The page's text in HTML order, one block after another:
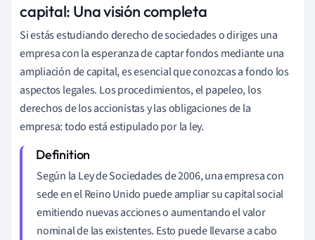
capital: Una visión completa
Si estás estudiando derecho de sociedades o diriges una
empresa con la esperanza de captar fondos mediante una
ampliación de capital, es esencial que conozcas a fondo los
aspectos legales. Los procedimientos, el papeleo, los
derechos de los accionistas y las obligaciones de la
empresa: todo está estipulado por la ley.
Según la Ley de Sociedades de 2006, una empresa con
sede en el Reino Unido puede ampliar su capital social
emitiendo nuevas acciones o aumentando el valor
nominal de las existentes. Esto puede llevarse a cabo